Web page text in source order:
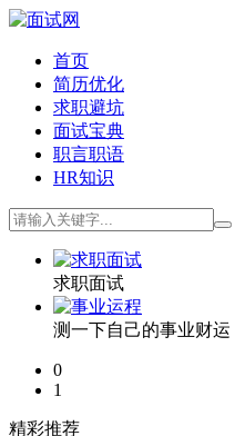
首页
简历优化
求职避坑
面试宝典
职言职语
HR知识
求职面试
测一下自己的事业财运
0
1
精彩推荐